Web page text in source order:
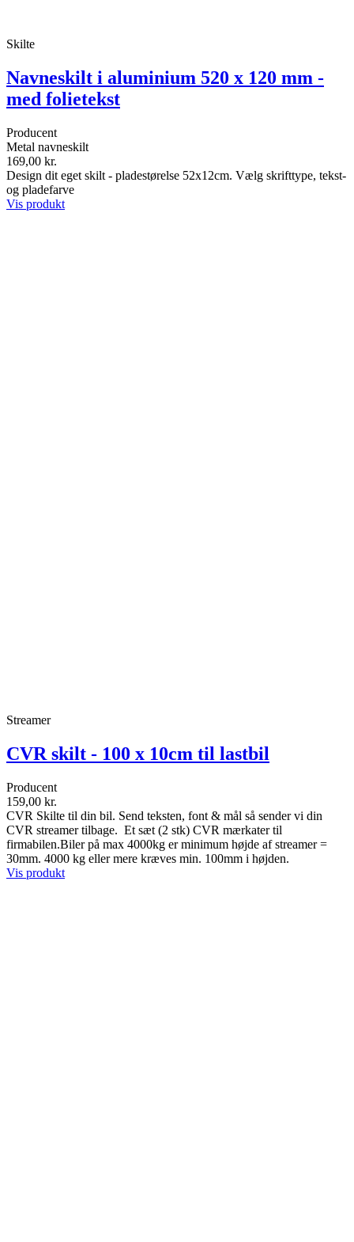
Skilte
Navneskilt i aluminium 520 x 120 mm -
med folietekst
Producent
Metal navneskilt
169,00 kr.
Design dit eget skilt - pladestørelse 52x12cm. Vælg skrifttype, tekst-
og pladefarve
Vis produkt
Streamer
CVR skilt - 100 x 10cm til lastbil
Producent
159,00 kr.
CVR Skilte til din bil. Send teksten, font & mål så sender vi din
CVR streamer tilbage. Et sæt (2 stk) CVR mærkater til
firmabilen.Biler på max 4000kg er minimum højde af streamer =
30mm. 4000 kg eller mere kræves min. 100mm i højden.
Vis produkt